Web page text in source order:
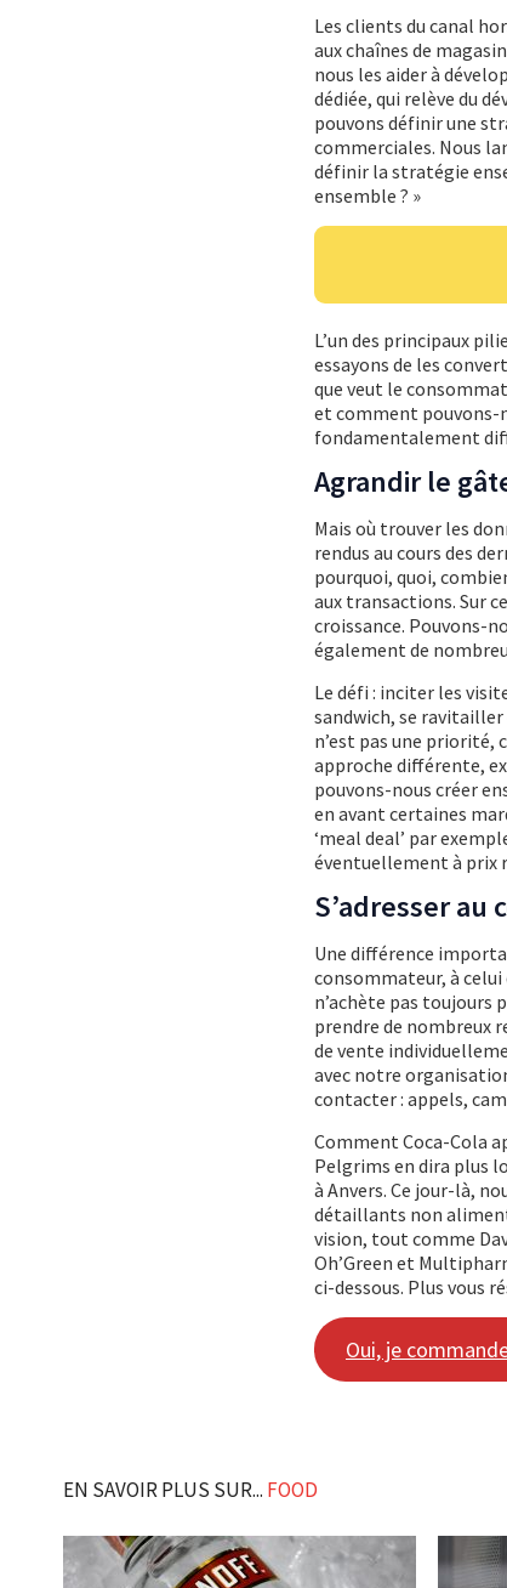
Les clients du canal
aux chaînes de
nous les aider à
dédiée, qui relève du
pouvons définir une
commerciales. Nous
définir la stratégie
ensemble ? »
L’un des principaux
essayons de les
que veut le
et comment pouvons-
fondamentalement
Agrandir le
Mais où trouver les
rendus au cours des
pourquoi, quoi,
aux transactions. Sur
croissance. Pouvons-
également de
Le défi : inciter les
sandwich, se ravitailler
n’est pas une priorité,
approche différente,
pouvons-nous créer
en avant certaines
‘meal deal’ par
éventuellement à prix
S’adresser au
Une différence
consommateur, à
n’achète pas toujours
prendre de nombreux
de vente
avec notre
contacter : appels,
Comment Coca-Cola
Pelgrims en dira plus
à Anvers. Ce jour-là,
détaillants non
vision, tout comme
Oh’Green et
ci-dessous. Plus vous
Oui, je
EN SAVOIR PLUS SUR... FOOD